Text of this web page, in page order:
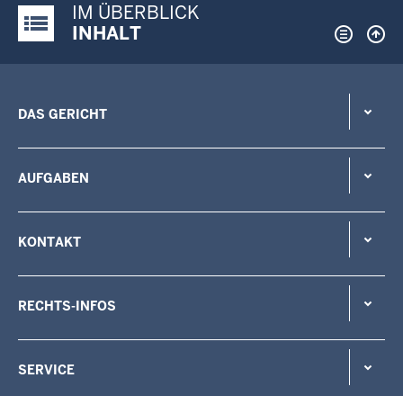
Justiz-Portal im Überblick:
IM ÜBERBLICK
INHALT
DAS GERICHT
AUFGABEN
KONTAKT
RECHTS-INFOS
SERVICE